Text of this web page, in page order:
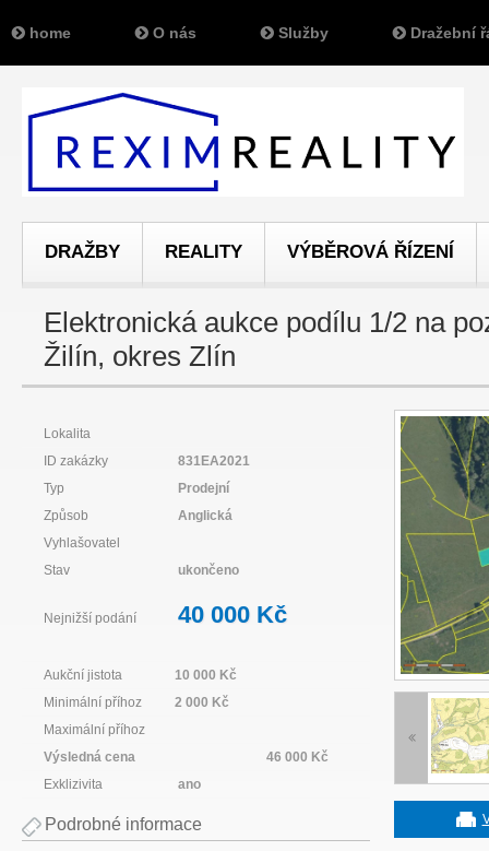
Elektronická aukce podílu 1/2 na
Žilín, okres Zlín
Lokalita
ID zakázky
831EA2021
Typ
Prodejní
Způsob
Anglická
Vyhlašovatel
Stav
ukončeno
Nejnižší podání 40 000 Kč
Aukční jistota
10 000 Kč
Minimální příhoz
2 000 Kč
Maximální příhoz
Výsledná cena
46 000 Kč
Exklizivita
ano
Podrobné informace
DRAŽBY REALITY VÝBĚROVÁ ŘÍZENÍ
home O nás Služby Dražební